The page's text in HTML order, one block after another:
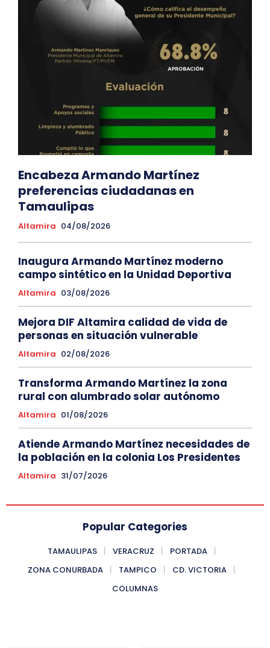
Encabeza Armando Martínez
preferencias ciudadanas en
Tamaulipas
Altamira 04/08/2026
Inaugura Armando Martínez moderno
campo sintético en la Unidad Deportiva
Altamira 03/08/2026
Mejora DIF Altamira calidad de vida de
personas en situación vulnerable
Altamira 02/08/2026
Transforma Armando Martínez la zona
rural con alumbrado solar autónomo
Altamira 01/08/2026
Atiende Armando Martínez necesidades de
la población en la colonia Los Presidentes
Altamira 31/07/2026
Popular Categories
TAMAULIPAS VERACRUZ
PORTADA
ZONA CONURBADA
TAMPICO
CD. VICTORIA
COLUMNAS